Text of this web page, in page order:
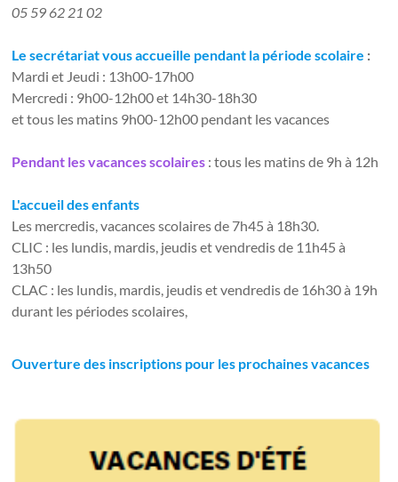
05 59 62 21 02
Le secrétariat vous accueille pendant la période scolaire :
Mardi et Jeudi : 13h00-17h00
Mercredi : 9h00-12h00 et 14h30-18h30
et tous les matins 9h00-12h00 pendant les vacances
Pendant les vacances scolaires : tous les matins de 9h à 12h
L'accueil des enfants
Les mercredis, vacances scolaires de 7h45 à 18h30.
CLIC : les lundis, mardis, jeudis et vendredis de 11h45 à
13h50
CLAC : les lundis, mardis, jeudis et vendredis de 16h30 à 19h
durant les périodes scolaires,
Ouverture des inscriptions pour les prochaines vacances